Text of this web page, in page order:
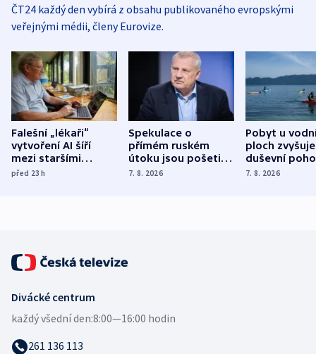
ČT24 každý den vybírá z obsahu publikovaného evropskými
veřejnými médii, členy Eurovize.
Falešní „lékaři“
vytvoření AI šíří
mezi staršími
Poláky nebezpečné
před 23h
Spekulace o
přímém ruském
útoku jsou pošetilé,
míní estonský
7. 8. 2026
Pobyt u
ploch zvyšuje
duševní
ukázala
7. 8. 2026
Divácké centrum
každý všední den:8:00—16:00 hodin
261 136 113